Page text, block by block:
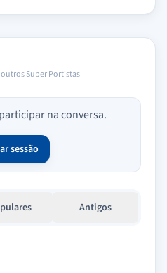
Super Portistas
na conversa.
sessão
Antigos